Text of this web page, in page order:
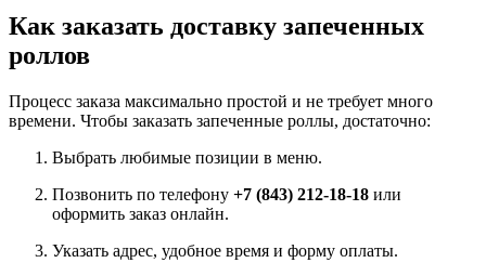
Как заказать доставку запеченных
роллов
Процесс заказа максимально простой и не требует много
времени. Чтобы заказать запеченные роллы, достаточно:
Выбрать любимые позиции в меню.
Позвонить по телефону +7 (843) 212-18-18 или
оформить заказ онлайн.
Указать адрес, удобное время и форму оплаты.